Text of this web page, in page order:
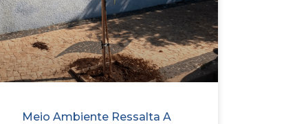
Meio Ambiente Ressalta A